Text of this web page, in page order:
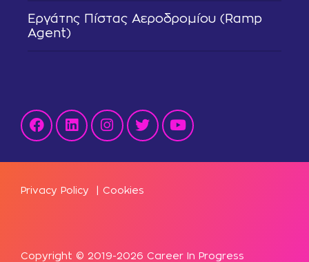
Εργάτης Πίστας Αεροδρομίου (Ramp
Agent)
Copyright © 2019-2026 Career In Progress
Privacy Policy Cookies